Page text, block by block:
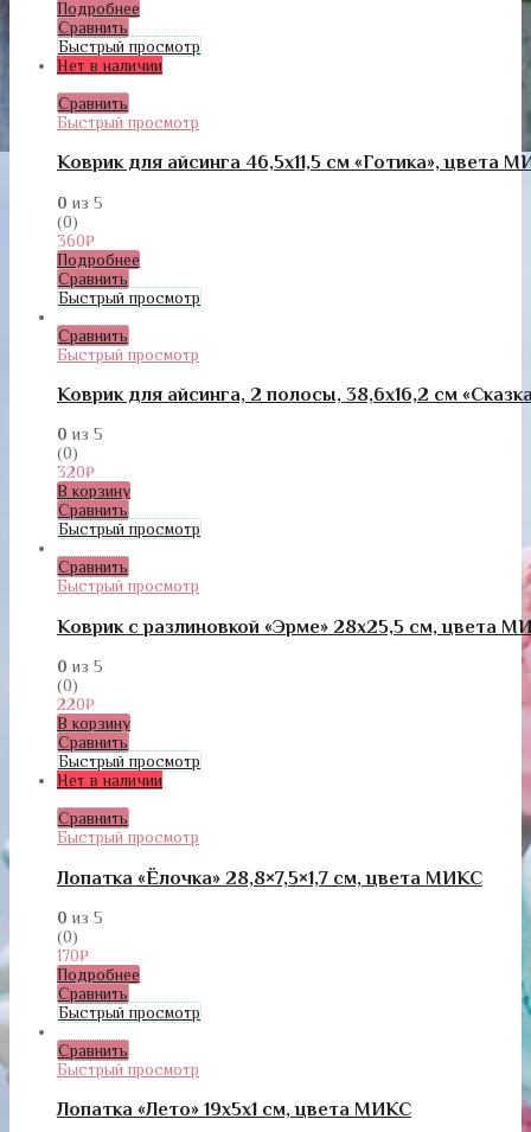
Подробнее
Сравнить
Быстрый просмотр
Нет в наличии
Сравнить
Быстрый просмотр
Коврик для айсинга 46,5х11,5 см «Готика», цвета
0 из 5
(0)
360₽
Подробнее
Сравнить
Быстрый просмотр
Сравнить
Быстрый просмотр
Коврик для айсинга, 2 полосы, 38,6х16,2 см
0 из 5
(0)
320₽
В корзину
Сравнить
Быстрый просмотр
Сравнить
Быстрый просмотр
Коврик с разлиновкой «Эрме» 28х25,5 см, цвета
0 из 5
(0)
220₽
В корзину
Сравнить
Быстрый просмотр
Нет в наличии
Сравнить
Быстрый просмотр
Лопатка «Ёлочка» 28,8×7,5×1,7 см, цвета МИКС
0 из 5
(0)
170₽
Подробнее
Сравнить
Быстрый просмотр
Сравнить
Быстрый просмотр
Лопатка «Лето» 19х5х1 см, цвета МИКС